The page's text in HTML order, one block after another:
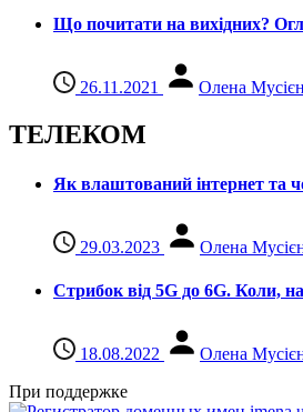
Що почитати на вихідних?
26.11.2021 Олена
ТЕЛЕКОМ
Як влаштований інтернет та
29.03.2023 Олена
Стрибок від 5G до 6G. Коли,
18.08.2022
Олена
При поддержке